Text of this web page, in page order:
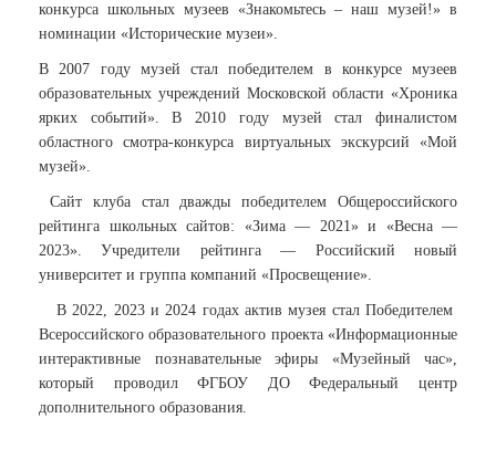
конкурса школьных музеев «Знакомьтесь – наш музей!» в
номинации «Исторические музеи».
В 2007 году музей стал победителем в конкурсе музеев
образовательных учреждений Московской области «Хроника
ярких событий». В 2010 году музей стал финалистом
областного смотра-конкурса виртуальных экскурсий «Мой
музей».
Сайт клуба стал дважды победителем Общероссийского
рейтинга школьных сайтов: «Зима — 2021» и «Весна —
2023». Учредители рейтинга — Российский новый
университет и группа компаний «Просвещение».
В 2022, 2023 и 2024 годах актив музея стал Победителем
Всероссийского образовательного проекта «Информационные
интерактивные познавательные эфиры «Музейный час»,
который проводил ФГБОУ ДО Федеральный центр
дополнительного образования.